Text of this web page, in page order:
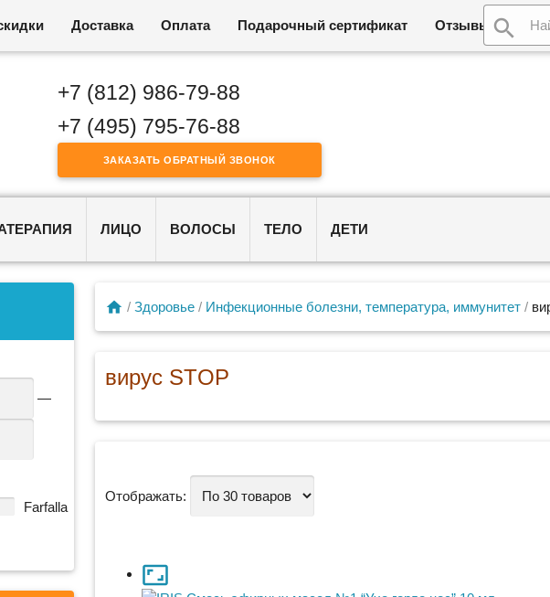
Доставка Оплата Подарочный сертификат Отзывы
+7 (812) 986-79-88
+7 (495) 795-76-88
ЗАКАЗАТЬ ОБРАТНЫЙ ЗВОНОК
ЛИЦО ВОЛОСЫ ТЕЛО ДЕТИ
—
Farfalla
/ Здоровье / Инфекционные болезни, температура, иммунитет /
вирус STOP
Отображать: